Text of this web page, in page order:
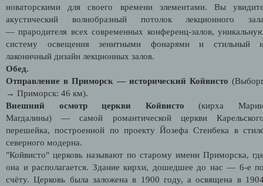
новаторскими для своего времени элементами. Вы
акустический волнобразный потолок лекционного
— прародителя всех современных конференц-залов,
систему освещения зенитными фонарями и стильный
лаконичный дизайн лекционных залов.
Обед.
Отправление в Приморск — исторический Койвисто
→ Приморск: 46 км).
Внешний осмотр церкви Койвисто (кирха
Магдалины) — самой романтической церкви
перешейка, построенной по проекту Йозефа Стенбека в
северного модерна.
"Койвисто" церковь называют по старому имени Приморска,
она и располагается. Здание кирхи, дошедшее до нас — 6-е
счёту. Церковь была заложена в 1900 году, а освящена в